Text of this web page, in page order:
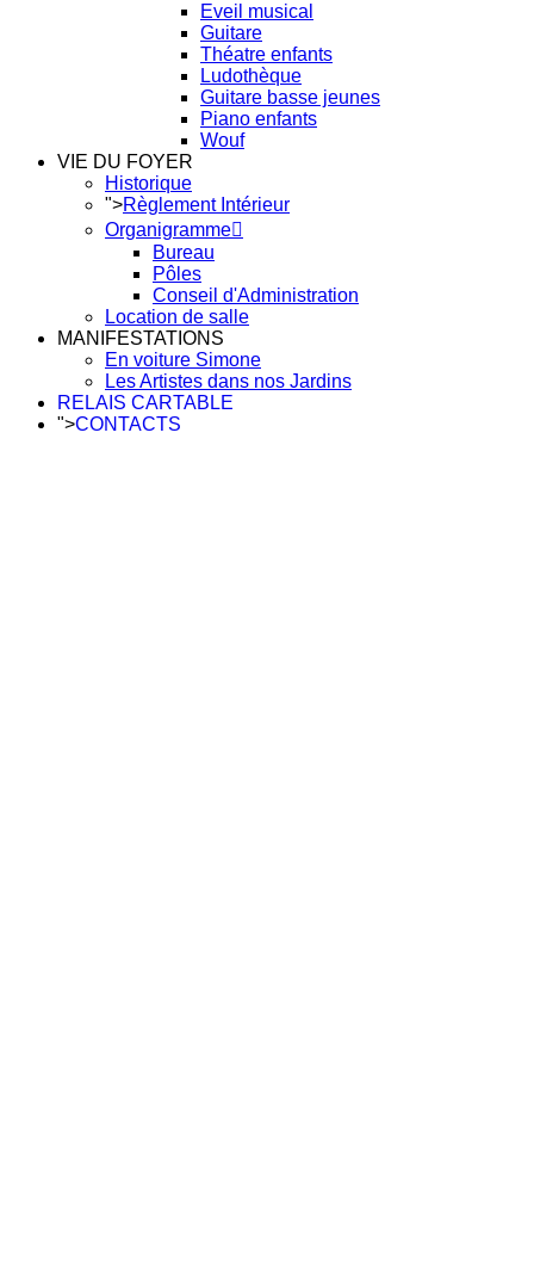
Eveil musical
Guitare
Théatre enfants
Ludothèque
Guitare basse jeunes
Piano enfants
Wouf
VIE DU FOYER
Historique
">Règlement Intérieur
Organigramme
Bureau
Pôles
Conseil d'Administration
Location de salle
MANIFESTATIONS
En voiture Simone
Les Artistes dans nos Jardins
RELAIS CARTABLE
">CONTACTS